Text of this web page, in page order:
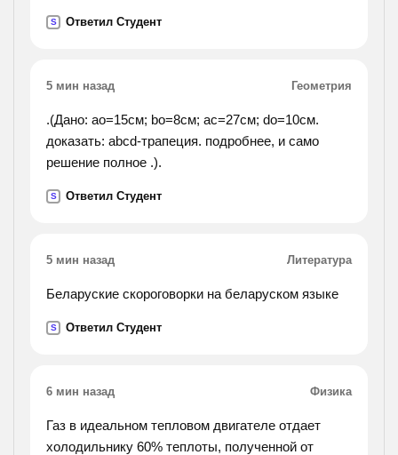
S Ответил Студент
5 мин назад Геометрия
.(Дано: ao=15см; bo=8см; ac=27см; do=10см.
доказать: abcd-трапеция. подробнее, и само
решение полное .).
S Ответил Студент
5 мин назад Литература
Беларуские скороговорки на беларуском языке
S Ответил Студент
6 мин назад Физика
Газ в идеальном тепловом двигателе отдает
холодильнику 60% теплоты, полученной от